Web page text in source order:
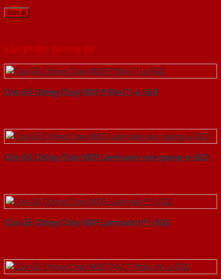
Sản phẩm tương tự
Cửa Gỗ Chống Cháy MDF P1R4-C1-a-SGD
Cửa Gỗ Chống Cháy MDF Laminate van ngang-a-SGD
Cửa Gỗ Chống Cháy MDF Laminate P1-SGD